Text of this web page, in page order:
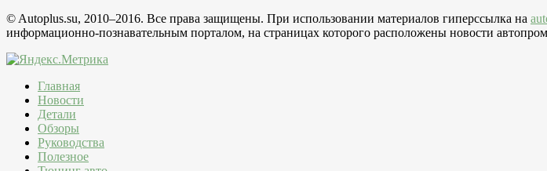
© Autoplus.su, 2010–2016. Все права защищены. При использовании материалов гиперссылка на
информационно-познавательным порталом, на страницах которого расположены новости
Главная
Новости
Детали
Обзоры
Руководства
Полезное